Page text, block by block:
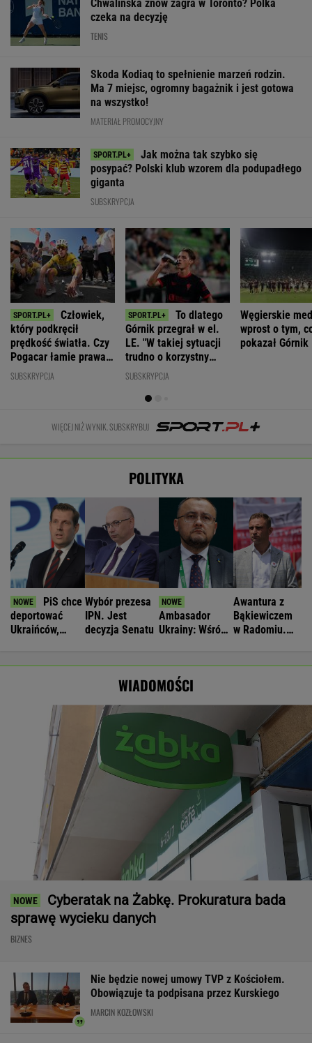
Chwalińska znów zagra w Toronto? Polka
czeka na decyzję
TENIS
Skoda Kodiaq to spełnienie marzeń rodzin.
Ma 7 miejsc, ogromny bagażnik i jest gotowa
na wszystko!
MATERIAŁ PROMOCYJNY
Jak można tak szybko się
posypać? Polski klub wzorem dla podupadłego
giganta
SUBSKRYPCJA
Człowiek,
który podkręcił
prędkość światła. Czy
Pogacar łamie prawa
biologii?
SUBSKRYPCJA
To dlatego
Górnik przegrał w el.
LE. "W takiej sytuacji
trudno o korzystny
rezultat"
SUBSKRYPCJA
Węgierskie
wprost o tym,
pokazał Górnik
WIĘCEJ NIŻ WYNIK. SUBSKRYBUJ
POLITYKA
PiS chce
deportować
Ukraińców,
Wybór prezesa
IPN. Jest
decyzja Senatu
Ambasador
Ukrainy: Wśród
aktów
Awantura z
Bąkiewiczem
w Radomiu.
WIADOMOŚCI
Cyberatak na Żabkę. Prokuratura bada
sprawę wycieku danych
BIZNES
Nie będzie nowej umowy TVP z Kościołem.
Obowiązuje ta podpisana przez Kurskiego
MARCIN KOZŁOWSKI